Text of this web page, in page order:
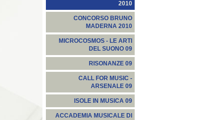
2010
CONCORSO BRUNO
MADERNA 2010
MICROCOSMOS - LE ARTI
DEL SUONO 09
RISONANZE 09
CALL FOR MUSIC -
ARSENALE 09
ISOLE IN MUSICA 09
ACCADEMIA MUSICALE DI